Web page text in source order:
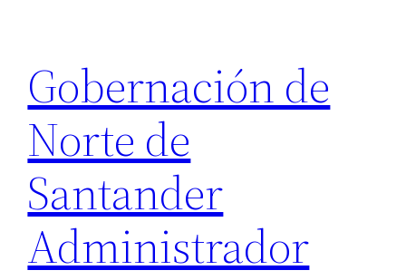
contenido
Gobernación de
Norte de
Santander
Administrador